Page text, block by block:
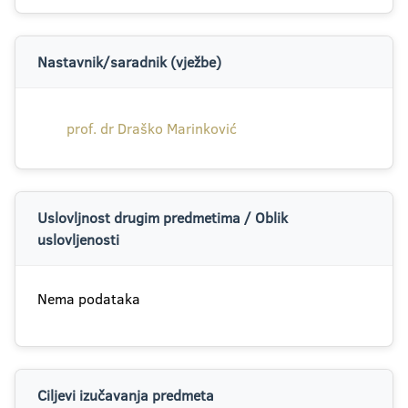
Nastavnik/saradnik (vježbe)
prof. dr Draško Marinković
Uslovljnost drugim predmetima / Oblik
uslovljenosti
Nema podataka
Ciljevi izučavanja predmeta